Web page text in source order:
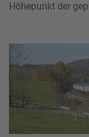
Höhepunkt der